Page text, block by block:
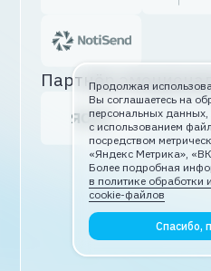
Продолжая
Вы соглашаетесь на
персональных
с использованием
посредством
«Яндекс Метрика»,
Более подробная
в политике обработки
cookie-файлов
Спасибо,